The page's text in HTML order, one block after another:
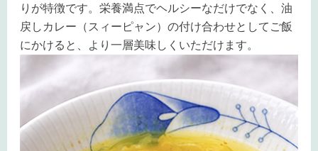
りが特徴です。栄養満点でヘルシーなだけでなく、油
戻しカレー（スィーピャン）の付け合わせとしてご飯
にかけると、より一層美味しくいただけます。